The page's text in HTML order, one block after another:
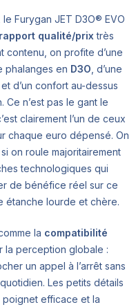
, le Furygan JET D3O® EVO
rapport qualité/prix très
contenu, on profite d’une
phalanges en D3O , d’une
d’un confort au-dessus
n’est pas le gant le
clairement l’un de ceux
chaque euro dépensé. On
on roule majoritairement
technologiques qui
de bénéfice réel sur ce
étanche lourde et chère.
la compatibilité
la perception globale :
un appel à l’arrêt sans
Les petits détails
efficace et la